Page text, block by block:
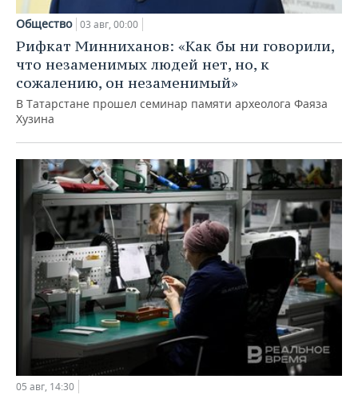
Общество 03 авг, 00:00
Рифкат Минниханов: «Как бы ни говорили,
что незаменимых людей нет, но, к
сожалению, он незаменимый»
В Татарстане прошел семинар памяти археолога Фаяза
Хузина
05 авг, 14:30